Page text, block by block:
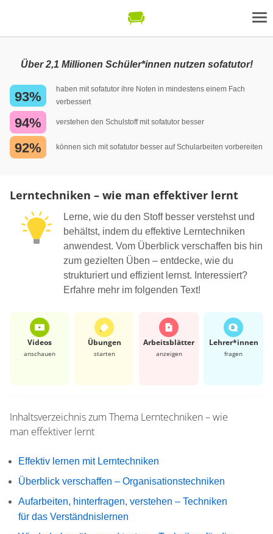
Über 2,1 Millionen Schüler*innen nutzen sofatutor!
93%
haben mit sofatutor ihre Noten in mindestens einem Fach
verbessert
94% verstehen den Schulstoff mit sofatutor besser
92% können sich mit sofatutor besser auf Schularbeiten vorbereiten
Lerntechniken – wie man effektiver lernt
Lerne, wie du den Stoff besser verstehst und
behältst, indem du effektive Lerntechniken
anwendest. Vom Überblick verschaffen bis hin
zum gezielten Üben – entdecke, wie du
strukturiert und effizient lernst. Interessiert?
Erfahre mehr im folgenden Text!
Videos
anschauen
Übungen
starten
Arbeits­blätter
anzeigen
Lehrer*​innen
fragen
Inhaltsverzeichnis zum Thema Lerntechniken – wie
man effektiver lernt
Effektiv lernen mit Lerntechniken
Überblick verschaffen – Organisationstechniken
Aufarbeiten, hinterfragen, verstehen – Techniken
für das Verständnislernen